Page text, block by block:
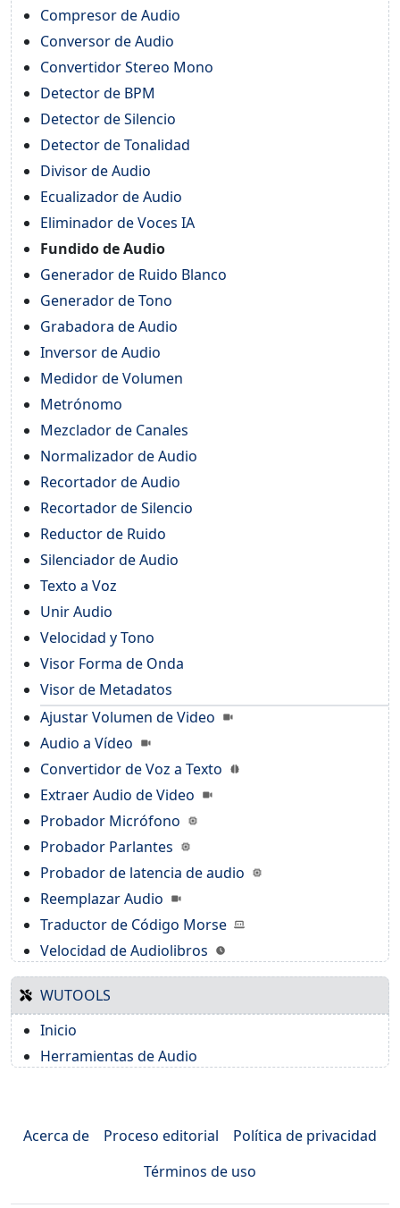
Compresor de Audio
Conversor de Audio
Convertidor Stereo Mono
Detector de BPM
Detector de Silencio
Detector de Tonalidad
Divisor de Audio
Ecualizador de Audio
Eliminador de Voces IA
Fundido de Audio
Generador de Ruido Blanco
Generador de Tono
Grabadora de Audio
Inversor de Audio
Medidor de Volumen
Metrónomo
Mezclador de Canales
Normalizador de Audio
Recortador de Audio
Recortador de Silencio
Reductor de Ruido
Silenciador de Audio
Texto a Voz
Unir Audio
Velocidad y Tono
Visor Forma de Onda
Visor de Metadatos
Ajustar Volumen de Video
Audio a Vídeo
Convertidor de Voz a Texto
Extraer Audio de Video
Probador Micrófono
Probador Parlantes
Probador de latencia de audio
Reemplazar Audio
Traductor de Código Morse
Velocidad de Audiolibros
WUTOOLS
Inicio
Herramientas de Audio
Acerca de Proceso editorial
Política de privacidad
Términos de uso